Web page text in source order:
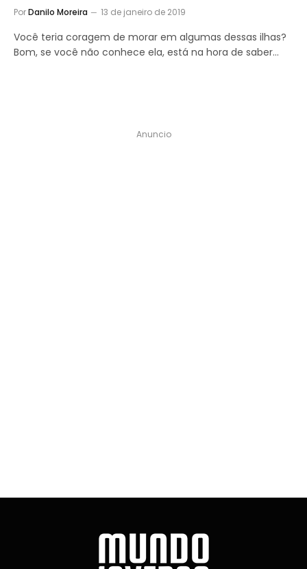
PorDanilo Moreira 13 de janeiro de 2019
Você teria coragem de morar em algumas dessas ilhas?
Bom, se você não conhece ela, está na hora de saber…
Anuncio